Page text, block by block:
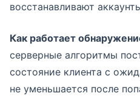
восстанавливают
Как работает
серверные алгоритмы
состояние клиента с
не уменьшается после